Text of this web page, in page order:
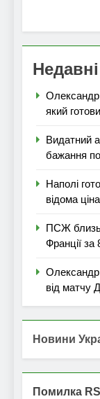
Олександр
який
Видатний
бажання
Наполі
відома
ПСЖ
Франції
Олександр
від матчу
Новини
Помилка